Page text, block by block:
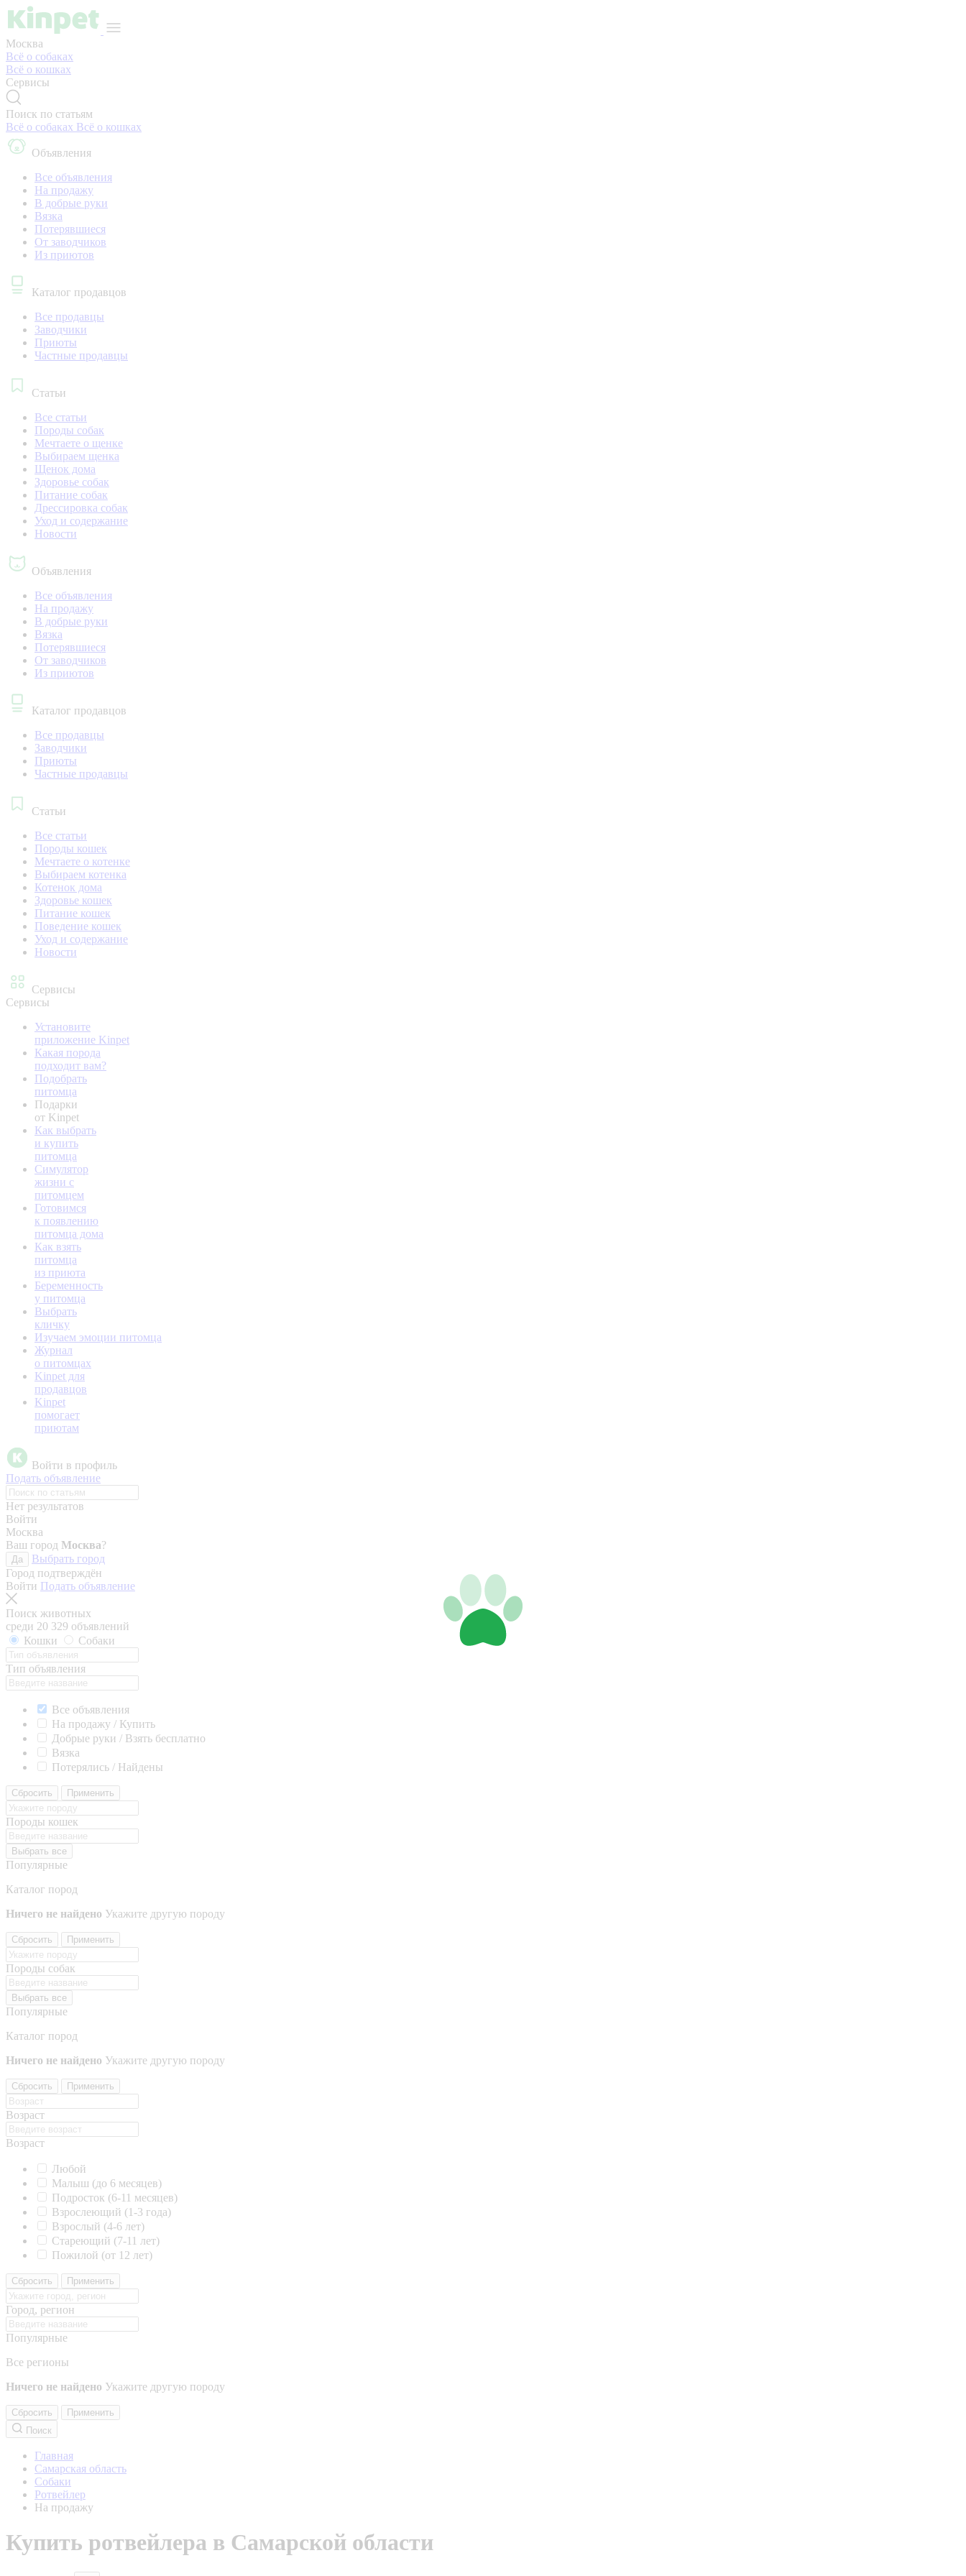
Москва
Всё о собаках
Всё о кошках
Сервисы
Поиск по статьям
Всё о собаках Всё о кошках
Объявления
Все объявления
На продажу
В добрые руки
Вязка
Потерявшиеся
От заводчиков
Из приютов
Каталог продавцов
Все продавцы
Заводчики
Приюты
Частные продавцы
Статьи
Все статьи
Породы собак
Мечтаете о щенке
Выбираем щенка
Щенок дома
Здоровье собак
Питание собак
Дрессировка собак
Уход и содержание
Новости
Объявления
Все объявления
На продажу
В добрые руки
Вязка
Потерявшиеся
От заводчиков
Из приютов
Каталог продавцов
Все продавцы
Заводчики
Приюты
Частные продавцы
Статьи
Все статьи
Породы кошек
Мечтаете о котенке
Выбираем котенка
Котенок дома
Здоровье кошек
Питание кошек
Поведение кошек
Уход и содержание
Новости
Сервисы
Сервисы
Установите
приложение Kinpet
Какая порода
подходит вам?
Подобрать
питомца
Подарки
от Kinpet
Как выбрать
и купить
питомца
Симулятор
жизни с
питомцем
Готовимся
к появлению
питомца дома
Как взять
питомца
из приюта
Беременность
у питомца
Выбрать
кличку
Изучаем эмоции питомца
Журнал
о питомцах
Kinpet для
продавцов
Kinpet
помогает
приютам
Войти в профиль
Подать объявление
Нет результатов
Войти
Москва
Ваш город Москва?
Да
Выбрать город
Город подтверждён
Войти Подать объявление
Поиск животных
среди 20 329 объявлений
Кошки
Собаки
Тип объявления
Все объявления
На продажу / Купить
Добрые руки / Взять бесплатно
Вязка
Потерялись / Найдены
Сбросить Применить
Породы кошек
Выбрать все
Популярные
Каталог пород
Ничего не найдено Укажите другую породу
Сбросить Применить
Породы собак
Выбрать все
Популярные
Каталог пород
Ничего не найдено Укажите другую породу
Сбросить Применить
Возраст
Возраст
Любой
Малыш (до 6 месяцев)
Подросток (6-11 месяцев)
Взрослеющий (1-3 года)
Взрослый (4-6 лет)
Стареющий (7-11 лет)
Пожилой (от 12 лет)
Сбросить Применить
Город, регион
Популярные
Все регионы
Ничего не найдено Укажите другую породу
Сбросить
Применить
Поиск
Главная
Самарская область
Собаки
Ротвейлер
На продажу
Купить ротвейлера в Самарской области